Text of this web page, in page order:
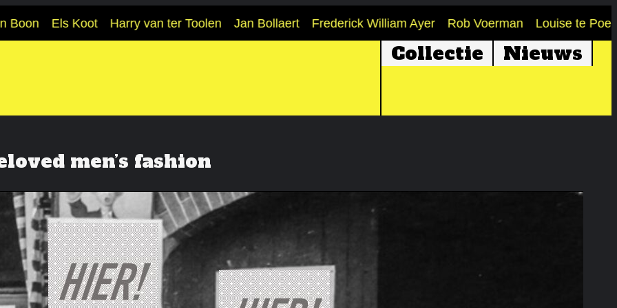
Els Koot Harry van ter Toolen Jan Bollaert Frederick William Ayer Rob Voerman Louise te Poele
Collectie Nieuws
men’s fashion